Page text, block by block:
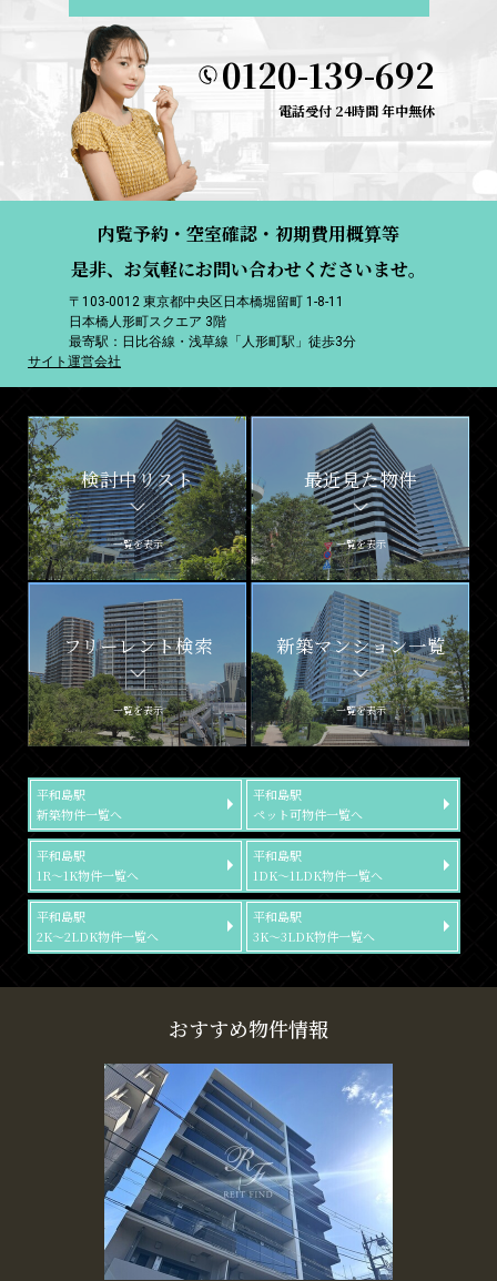
0120-139-692
電話受付 24時間 年中無休
内覧予約・空室確認・初期費用概算等
是非、お気軽にお問い合わせくださいませ。
〒103-0012 東京都中央区日本橋堀留町 1-8-11
日本橋人形町スクエア 3階
最寄駅：日比谷線・浅草線「人形町駅」徒歩3分
サイト運営会社
検討中リスト
一覧を表示
最近見た物件
一覧を表示
フリーレント検索
一覧を表示
新築マンション一覧
一覧を表示
平和島駅
新築物件一覧へ
平和島駅
ペット可物件一覧へ
平和島駅
1R～1K物件一覧へ
平和島駅
1DK～1LDK物件一覧へ
平和島駅
2K～2LDK物件一覧へ
平和島駅
3K～3LDK物件一覧へ
おすすめ物件情報